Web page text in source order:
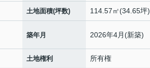
土地面積(坪数) 114.57㎡(34.65坪)
築年月 2026年4月(新築)
土地権利 所有権